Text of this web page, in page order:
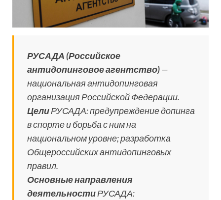
РУСАДА (Российское
антидопинговое агентство)—
национальная антидопинговая
организация Российской Федерации.
ЦелиРУСАДА: предупреждение допинга
в спорте и борьба с ним на
национальном уровне; разработка
Общероссийских антидопинговых
правил.
Основные направления
деятельностиРУСАДА: